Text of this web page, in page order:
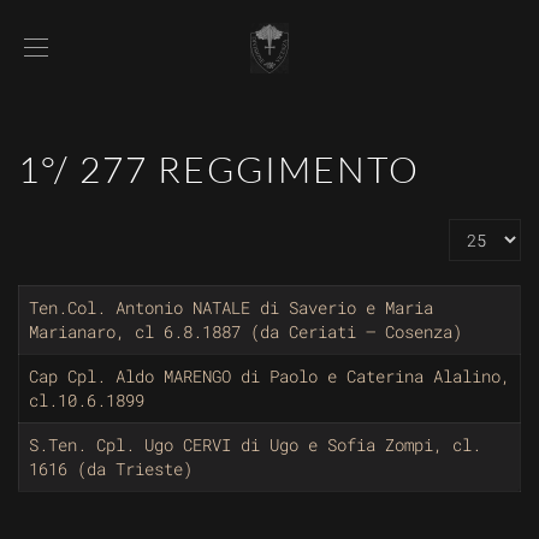
1°/ 277 REGGIMENTO
Ten.Col. Antonio NATALE di Saverio e Maria
Marianaro, cl 6.8.1887 (da Ceriati – Cosenza)
Cap Cpl. Aldo MARENGO di Paolo e Caterina Alalino,
cl.10.6.1899
S.Ten. Cpl. Ugo CERVI di Ugo e Sofia Zompi, cl.
1616 (da Trieste)